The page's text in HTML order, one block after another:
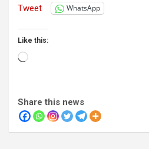
Tweet WhatsApp
Like this:
Loading…
Share this news